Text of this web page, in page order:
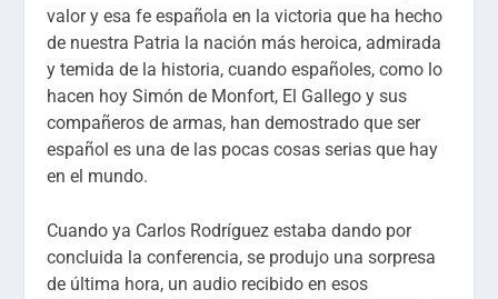
valor y esa fe española en la victoria que ha hecho
de nuestra Patria la nación más heroica, admirada
y temida de la historia, cuando españoles, como lo
hacen hoy Simón de Monfort, El Gallego y sus
compañeros de armas, han demostrado que ser
español es una de las pocas cosas serias que hay
en el mundo.
Cuando ya Carlos Rodríguez estaba dando por
concluida la conferencia, se produjo una sorpresa
de última hora, un audio recibido en esos